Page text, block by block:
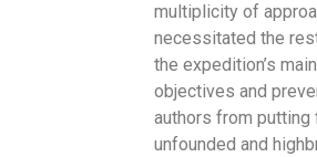
multiplicity of
necessitated the
the expedition’s main
objectives and
authors from putting
unfounded and